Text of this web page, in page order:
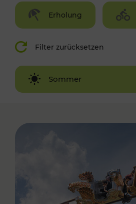
Erholung
Filter zurücksetzen
Sommer
Winter